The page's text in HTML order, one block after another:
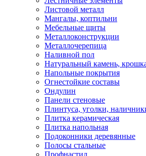
Листовой металл
Мангалы, коптильни
Мебельные щиты
Металлоконструкции
Металлочерепица
Наливной пол
Натуральный камень,
Напольные покрытия
Огнестойкие составы
Ондулин
Панели стеновые
Плинтуса, уголки,
Плитка керамическая
Плитка напольная
Подоконники деревянные
Полосы стальные
Профнастил